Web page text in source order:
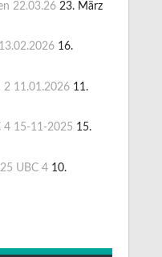
22.03.26 23. März
16.
2 11.01.2026 11.
4 15-11-2025 15.
UBC 4 10.